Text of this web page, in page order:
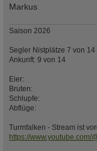
Markus
Saison 2026
Segler Nistplätze 7 von
Ankunft: 9 von 14
Eier:
Bruten:
Schlupfe:
Abflüge:
Turmfalken - Stream ist
https://www.youtube.com/